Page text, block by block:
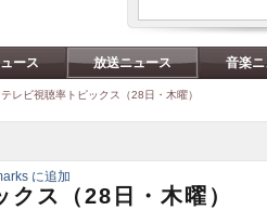
ース 放送ニュース 音楽
テレビ視聴率トピックス（28日・木曜）
ス（28日・木曜）